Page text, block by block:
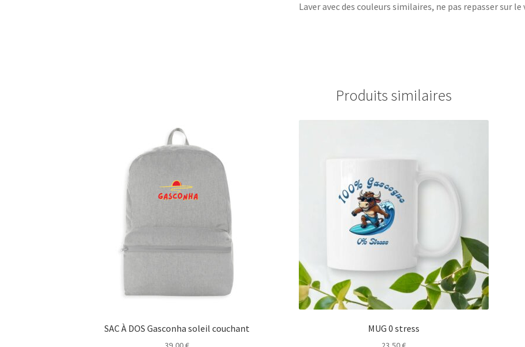
Laver avec des couleurs similaires, ne pas repasser sur
Produits similaires
SAC À DOS Gasconha soleil couchant MUG 0 stress